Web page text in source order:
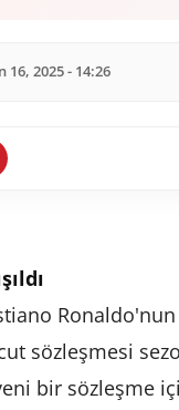
16, 2025 - 14:26
sözleşmesi
bir sözleşme